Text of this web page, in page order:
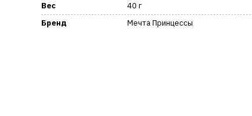
Вес
40 г
Бренд
Мечта Принцессы